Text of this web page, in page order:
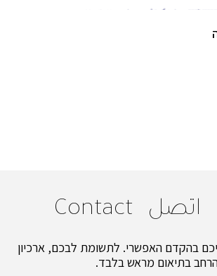
اتصل Contact
בהקדם האפשרי. לתשומת לבכם, ארכיון
בתיאום מראש בלבד.